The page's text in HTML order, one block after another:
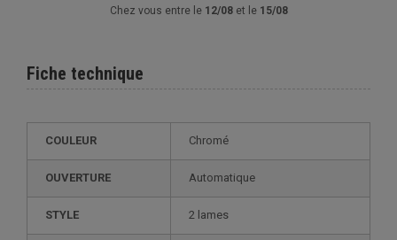
Chez vous entre le 12/08et le 15/08
Fiche technique
COULEUR Chromé
OUVERTURE Automatique
STYLE 2 lames